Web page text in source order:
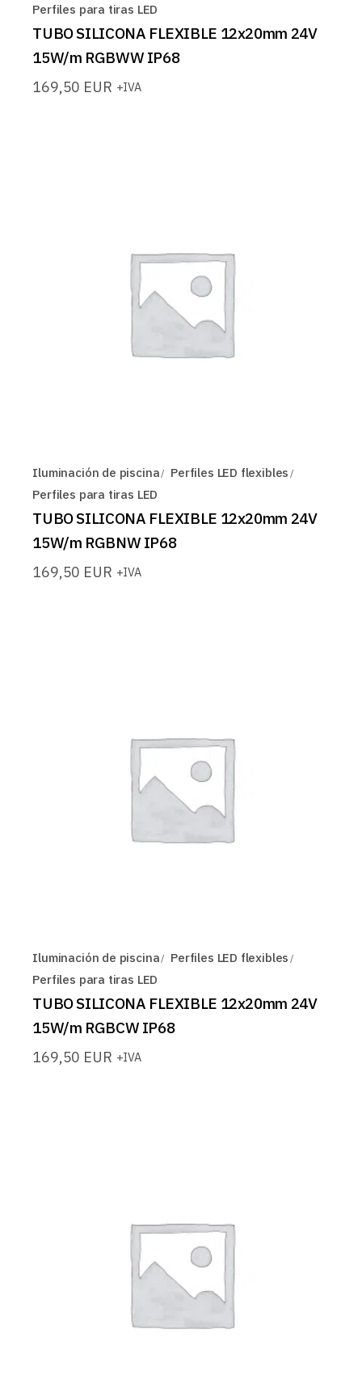
Perfiles para tiras LED
TUBO SILICONA FLEXIBLE 12x20mm 24V
15W/m RGBWW IP68
169,50 EUR +IVA
Iluminación de piscina
Perfiles LED flexibles
Perfiles para tiras LED
TUBO SILICONA FLEXIBLE 12x20mm 24V
15W/m RGBNW IP68
169,50 EUR +IVA
Iluminación de piscina
Perfiles LED flexibles
Perfiles para tiras LED
TUBO SILICONA FLEXIBLE 12x20mm 24V
15W/m RGBCW IP68
169,50 EUR +IVA